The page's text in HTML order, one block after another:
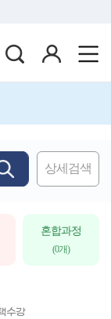
움누리터
상세검색
혼합과정
(0개)
수강